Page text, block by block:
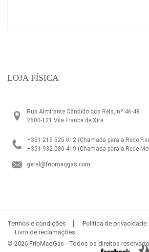
LOJA FÍSICA
Rua Almirante Cândido dos Reis, nº 46-48
2600-121 Vila Franca de Xira
+351 219 525 012 (Chamada para a Rede
+351 932 080 419 (Chamada para a Rede
geral@friomaqgas.com
Termos e condições Política de privacidade
Livro de reclamações
© 2026 FrioMaqGás - Todos os direitos